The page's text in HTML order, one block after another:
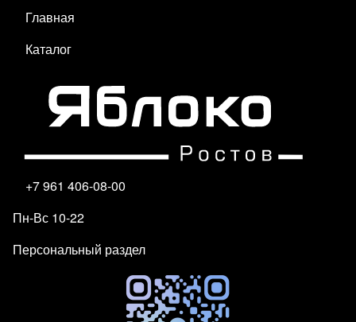
Главная
Каталог
+7 961 406-08-00
Пн-Вс 10-22
Персональный раздел